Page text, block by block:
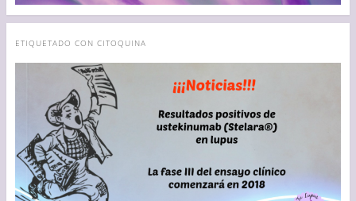
ETIQUETADO CON CITOQUINA